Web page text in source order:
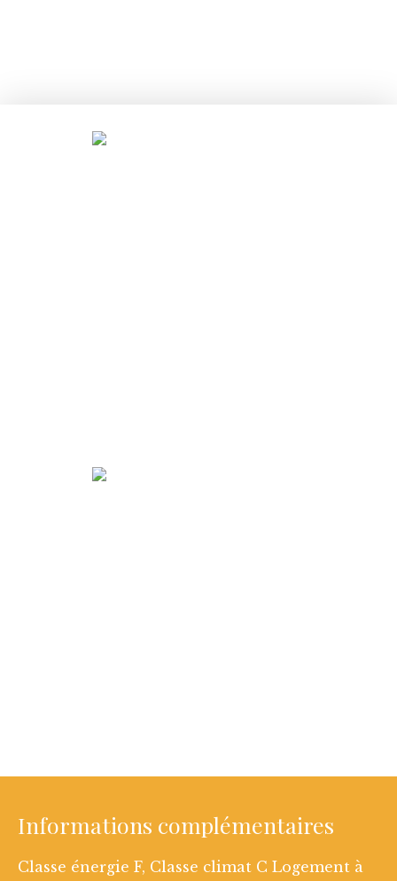
Informations complémentaires
Classe énergie F, Classe climat C Logement à